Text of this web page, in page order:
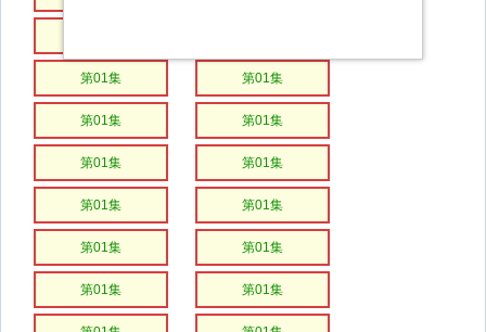
第01集 第01集
第01集 第01集
第01集 第01集
第01集 第01集
第01集 第01集
第01集 第01集